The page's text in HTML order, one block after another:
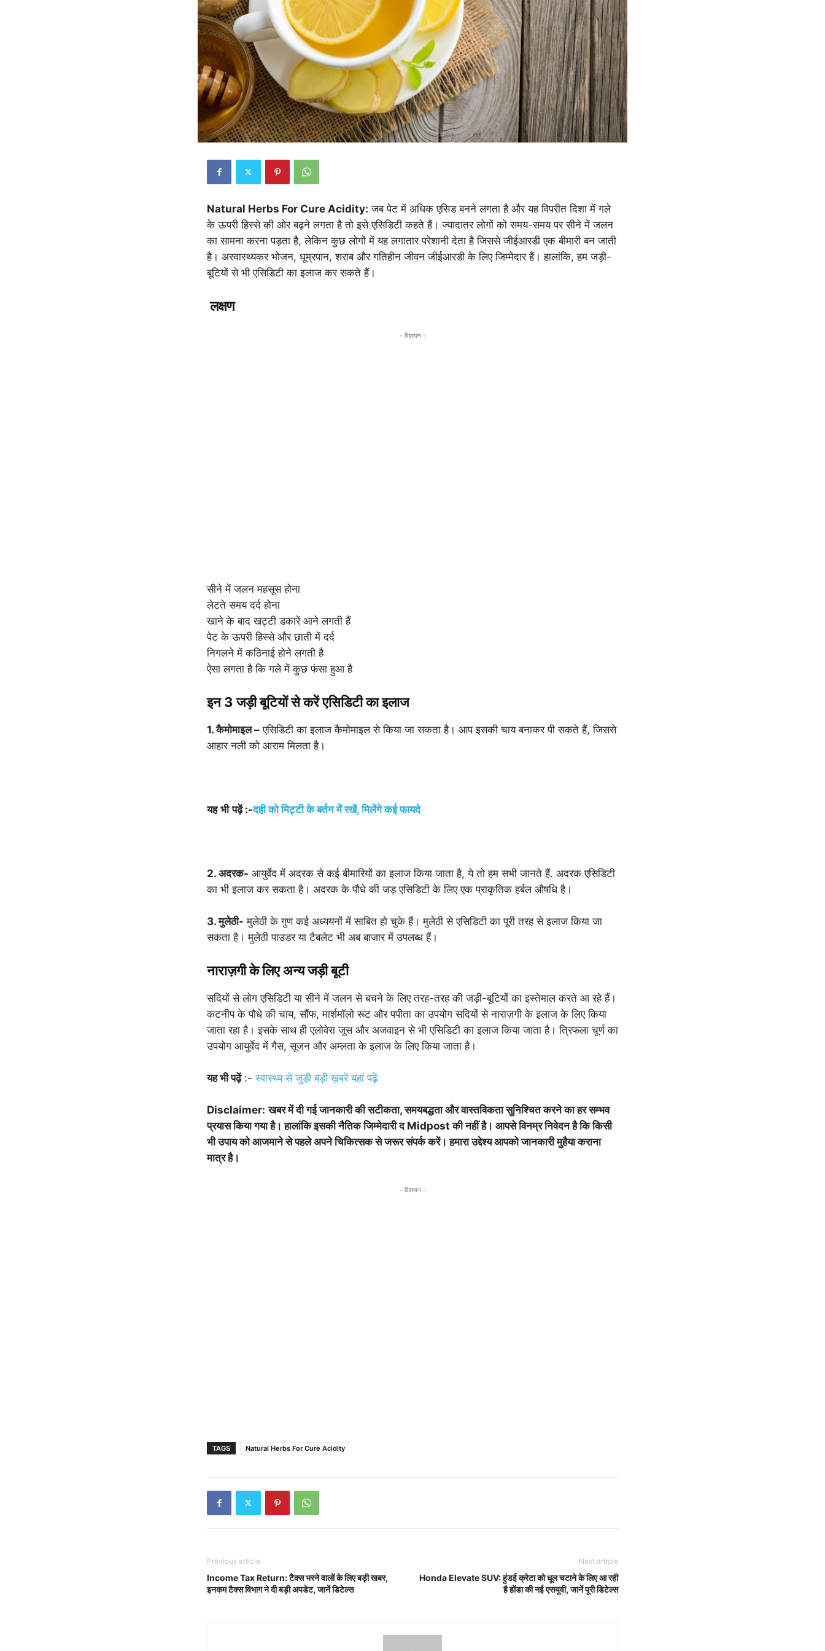
Natural Herbs For Cure Acidity: जब पेट में अधिक एसिड बनने लगता है और यह विपरीत दिशा में गले
के ऊपरी हिस्से की ओर बढ़ने लगता है तो इसे एसिडिटी कहते हैं। ज्यादातर लोगों को समय-समय पर सीने में जलन
का सामना करना पड़ता है, लेकिन कुछ लोगों में यह लगातार परेशानी देता है जिससे जीईआरडी एक बीमारी बन जाती
है। अस्वास्थ्यकर भोजन, धूम्रपान, शराब और गतिहीन जीवन जीईआरडी के लिए जिम्मेदार हैं। हालांकि, हम जड़ी-
बूटियों से भी एसिडिटी का इलाज कर सकते हैं।
लक्षण
- विज्ञापन -
सीने में जलन महसूस होना
लेटते समय दर्द होना
खाने के बाद खट्टी डकारें आने लगती हैं
पेट के ऊपरी हिस्से और छाती में दर्द
निगलने में कठिनाई होने लगती है
ऐसा लगता है कि गले में कुछ फंसा हुआ है
इन 3 जड़ी बूटियों से करें एसिडिटी का इलाज
1. कैमोमाइल – एसिडिटी का इलाज कैमोमाइल से किया जा सकता है। आप इसकी चाय बनाकर पी सकते हैं, जिससे
आहार नली को आराम मिलता है।
यह भी पढ़ें:-दही को मिट्टी के बर्तन में रखें, मिलेंगे कई फायदे
2. अदरक- आयुर्वेद में अदरक से कई बीमारियों का इलाज किया जाता है, ये तो हम सभी जानते हैं. अदरक एसिडिटी
का भी इलाज कर सकता है। अदरक के पौधे की जड़ एसिडिटी के लिए एक प्राकृतिक हर्बल औषधि है।
3. मुलेठी- मुलेठी के गुण कई अध्ययनों में साबित हो चुके हैं। मुलेठी से एसिडिटी का पूरी तरह से इलाज किया जा
सकता है। मुलेठी पाउडर या टैबलेट भी अब बाजार में उपलब्ध हैं।
नाराज़गी के लिए अन्य जड़ी बूटी
सदियों से लोग एसिडिटी या सीने में जलन से बचने के लिए तरह-तरह की जड़ी-बूटियों का इस्तेमाल करते आ रहे हैं।
कटनीप के पौधे की चाय, सौंफ, मार्शमॉलो रूट और पपीता का उपयोग सदियों से नाराज़गी के इलाज के लिए किया
जाता रहा है। इसके साथ ही एलोवेरा जूस और अजवाइन से भी एसिडिटी का इलाज किया जाता है। त्रिफला चूर्ण का
उपयोग आयुर्वेद में गैस, सूजन और अम्लता के इलाज के लिए किया जाता है।
यह भी पढ़ें:-स्वास्थ्य से जुड़ी बड़ी ख़बरें यहां पढ़ें
Disclaimer: खबर में दी गई जानकारी की सटीकता, समयबद्धता और वास्तविकता सुनिश्चित करने का हर सम्भव
प्रयास किया गया है। हालांकि इसकी नैतिक जिम्मेदारी द Midpost की नहीं है। आपसे विनम्र निवेदन है कि किसी
भी उपाय को आजमाने से पहले अपने चिकित्सक से जरूर संपर्क करें। हमारा उद्देश्य आपको जानकारी मुहैया कराना
मात्र है।
- विज्ञापन -
TAGS Natural Herbs For Cure Acidity
Previous article
Income Tax Return: टैक्स भरने वालों के लिए बड़ी खबर,
इनकम टैक्स विभाग ने दी बड़ी अपडेट, जानें डिटेल्स
Next article
Honda Elevate SUV: हुंडई क्रेटा को धूल चटाने के लिए आ रही
है होंडा की नई एसयूवी, जानें पूरी डिटेल्स